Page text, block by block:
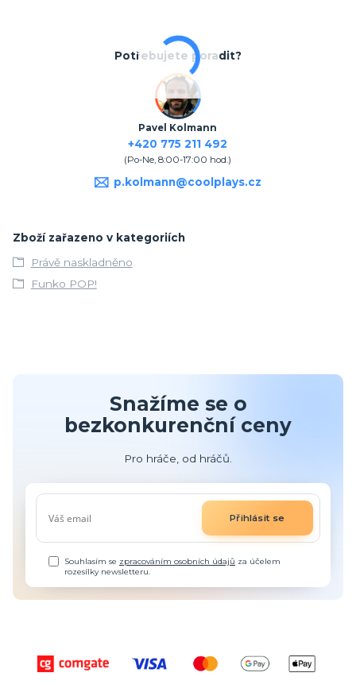
Potřebujete poradit?
Pavel Kolmann
+420 775 211 492
(Po-Ne, 8:00-17:00 hod.)
p.kolmann@coolplays.cz
Zboží zařazeno v kategoriích
Právě naskladněno
Funko POP!
Snažíme se o
bezkonkurenční ceny
Pro hráče, od hráčů.
Přihlásit se
Souhlasím se zpracováním osobních údajů za účelem
rozesílky newsletteru.